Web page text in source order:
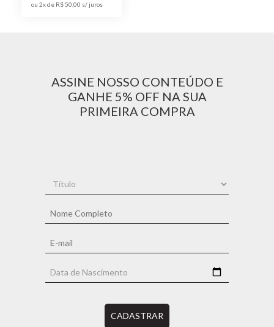
ou 2x de R$ 50,00
ASSINE NOSSO CONTEÚDO E
GANHE 5% OFF NA SUA
PRIMEIRA COMPRA
CADASTRAR